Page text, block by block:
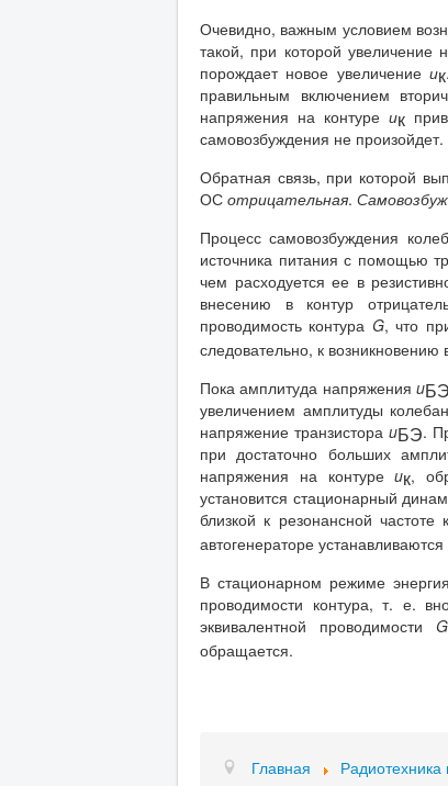
Очевидно, важным условием
такой, при которой увеличение
порождает новое увеличение ик
правильным включением
напряжения на контуреик
самовозбуждения не произойдет.
Обратная связь, при которой
ОС отрицательная.
Процесс самовозбуждения
источника питания с помощью
чем расходуется ее в
внесению в контур
проводимость контура G, что
следовательно, к
Пока амплитуда напряженияuБЭ
увеличением амплитуды
напряжение транзистора uБЭ.
при достаточно больших
напряжения на контуреuк,
установится стационарный
близкой к резонансной частоте
автогенераторе
В стационарном режиме
проводимости контура, т. е.
эквивалентной проводимости G
обращается.
Главная Радиотехника